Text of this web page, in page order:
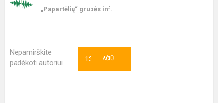
„Papartėlių“ grupės inf.
Nepamirškite
padėkoti autoriui
AČIŪ
13